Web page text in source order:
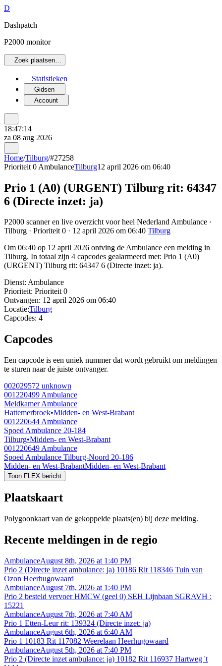
D
Dashpatch
P2000 monitor
Zoek plaatsen…
Statistieken
Gidsen
Account
18:47:14
za 08 aug 2026
Home/Tilburg/#27258
Prioriteit 0 AmbulanceTilburg12 april 2026 om 06:40
Prio 1 (A0) (URGENT) Tilburg rit: 64347
6 (Directe inzet: ja)
P2000 scanner en live overzicht voor heel Nederland Ambulance ·
Tilburg · Prioriteit 0 · 12 april 2026 om 06:40 Tilburg
Om 06:40 op 12 april 2026 ontving de Ambulance een melding in
Tilburg. In totaal zijn 4 capcodes gealarmeerd met: Prio 1 (A0)
(URGENT) Tilburg rit: 64347 6 (Directe inzet: ja).
Dienst: Ambulance
Prioriteit: Prioriteit 0
Ontvangen: 12 april 2026 om 06:40
Locatie:Tilburg
Capcodes: 4
Capcodes
Een capcode is een uniek nummer dat wordt gebruikt om meldingen
te sturen naar de juiste ontvanger.
002029572 unknown
001220499 Ambulance
Meldkamer Ambulance
Hattemerbroek•Midden- en West-Brabant
001220644 Ambulance
Spoed Ambulance 20-184
Tilburg•Midden- en West-Brabant
001220649 Ambulance
Spoed Ambulance Tilburg-Noord 20-186
Midden- en West-BrabantMidden- en West-Brabant
Toon FLEX bericht
Plaatskaart
Polygoonkaart van de gekoppelde plaats(en) bij deze melding.
Recente meldingen in de regio
AmbulanceAugust 8th, 2026 at 1:40 PM
Prio 2 (Directe inzet ambulance: ja) 10186 Rit 118346 Tuin van
Ozon Heerhugowaard
AmbulanceAugust 7th, 2026 at 1:40 PM
Prio 2 besteld vervoer HMCW (geel 0) SEH Lijnbaan SGRAVH :
15221
AmbulanceAugust 7th, 2026 at 7:40 AM
Prio 1 Etten-Leur rit: 139324 (Directe inzet: ja)
AmbulanceAugust 6th, 2026 at 6:40 AM
Prio 1 10183 Rit 117082 Weerelaan Heerhugowaard
AmbulanceAugust 5th, 2026 at 7:40 PM
Prio 2 (Directe inzet ambulance: ja) 10182 Rit 116937 Hartweg 't